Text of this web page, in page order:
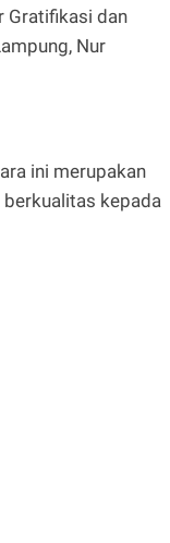
Gratifikasi dan
Nur
ini merupakan
kepada